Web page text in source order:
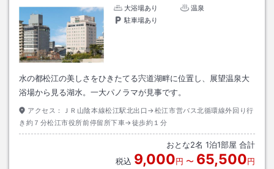
大浴場あり
温泉
駐車場あり
水の都松江の美しさをひきたてる宍道湖畔に位置し、展望温泉大
浴場から見る湖水。一大パノラマが見事です。
アクセス：
ＪＲ山陰本線松江駅北出口→松江市営バス北循環線外回り行
き約７分松江市役所前停留所下車→徒歩約１分
おとな2名 1泊1部屋 合計
税込 9,000円 〜 65,500円